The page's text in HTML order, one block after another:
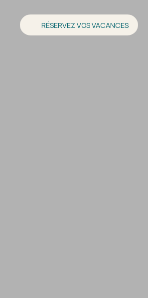
RÉSERVEZ VOS VACANCES